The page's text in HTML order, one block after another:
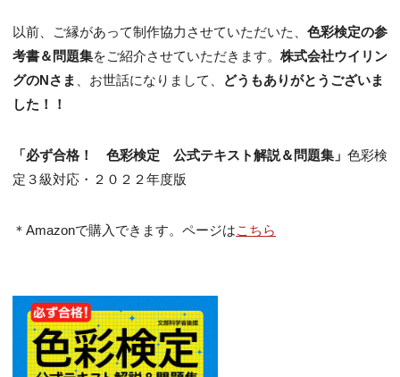
以前、ご縁があって制作協力させていただいた、 色彩検定の参
考書＆問題集をご紹介させていただきます。 株式会社ウイリン
グのNさま 、お世話になりまして、
どうもありがとうございま
した！！
「必ず合格！ 色彩検定 公式テキスト解説＆問題集」 色彩検
定３級対応・２０２２年度版
＊Amazonで購入できます。ページはこちら